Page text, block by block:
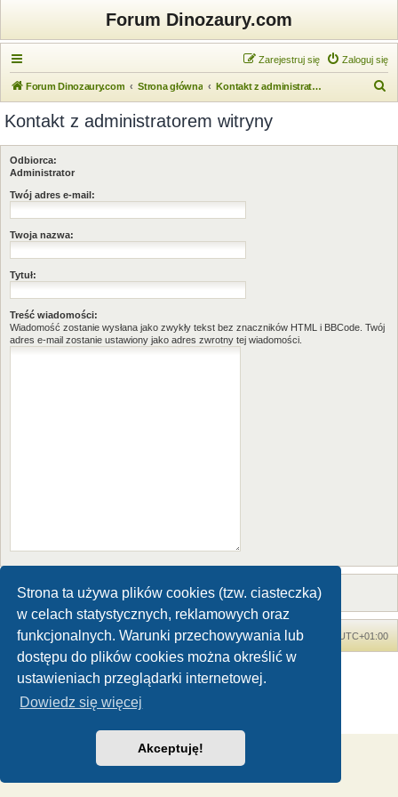
Strona ta używa plików cookies (tzw. ciasteczka)
w celach statystycznych, reklamowych oraz
funkcjonalnych. Warunki przechowywania lub
dostępu do plików cookies można określić w
ustawieniach przeglądarki internetowej.
Dowiedz się więcej
Akceptuję!
Forum Dinozaury.com
Zaloguj się
Zarejestruj się
Forum Dinozaury.com Strona główna Kontakt z administratorem witryny
k
Kontakt z administratorem witryny
Odbiorca:
Administrator
Twój adres e-mail:
Twoja nazwa:
Tytuł:
Treść wiadomości:
Wiadomość zostanie wysłana jako zwykły tekst bez znaczników HTML i BBCode. Twój
adres e-mail zostanie ustawiony jako adres zwrotny tej wiadomości.
Forum Dinozaury.com Strona główna Strefa czasowa UTC+01:00
Technologię dostarczaphpBB® Forum Software © phpBB Limited
Polski pakiet językowy dostarcza